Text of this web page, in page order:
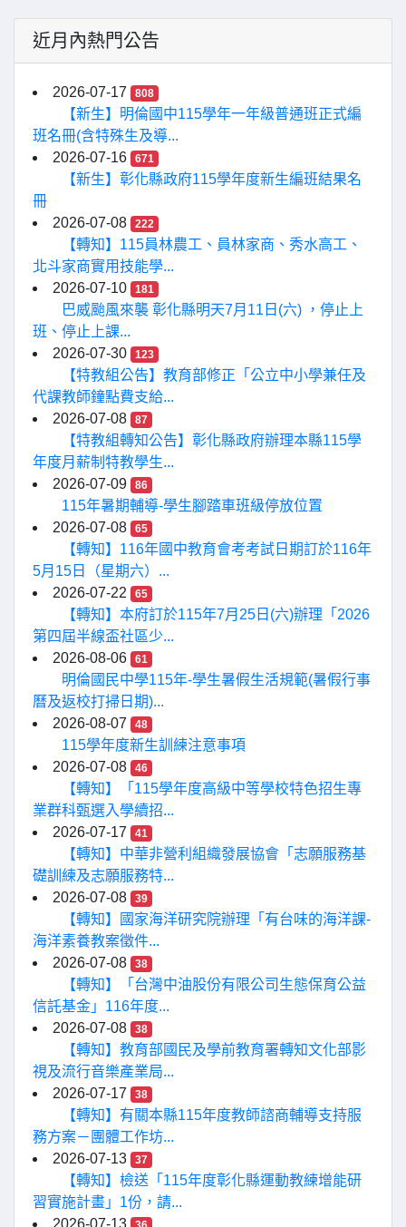
近月內熱門公告
2026-07-17 808
【新生】明倫國中115學年一年級普通班正式編
班名冊(含特殊生及導...
2026-07-16
671
【新生】彰化縣政府115學年度新生編班結果名
冊
2026-07-08
222
【轉知】115員林農工、員林家商、秀水高工、
北斗家商實用技能學...
2026-07-10
181
巴威颱風來襲 彰化縣明天7月11日(六) ，停止上
班、停止上課...
2026-07-30
123
【特教組公告】教育部修正「公立中小學兼任及
代課教師鐘點費支給...
2026-07-08
87
【特教組轉知公告】彰化縣政府辦理本縣115學
年度月薪制特教學生...
2026-07-09
86
115年暑期輔導-學生腳踏車班級停放位置
2026-07-08
65
【轉知】116年國中教育會考考試日期訂於116年
5月15日（星期六）...
2026-07-22
65
【轉知】本府訂於115年7月25日(六)辦理「2026
第四屆半線盃社區少...
2026-08-06
61
明倫國民中學115年-學生暑假生活規範(暑假行事
曆及返校打掃日期)...
2026-08-07
48
115學年度新生訓練注意事項
2026-07-08
46
【轉知】「115學年度高級中等學校特色招生專
業群科甄選入學續招...
2026-07-17
41
【轉知】中華非營利組織發展協會「志願服務基
礎訓練及志願服務特...
2026-07-08
39
【轉知】國家海洋研究院辦理「有台味的海洋課-
海洋素養教案徵件...
2026-07-08
38
【轉知】「台灣中油股份有限公司生態保育公益
信託基金」116年度...
2026-07-08
38
【轉知】教育部國民及學前教育署轉知文化部影
視及流行音樂產業局...
2026-07-17
38
【轉知】有關本縣115年度教師諮商輔導支持服
務方案－團體工作坊...
2026-07-13
37
【轉知】檢送「115年度彰化縣運動教練增能研
習實施計畫」1份，請...
2026-07-13